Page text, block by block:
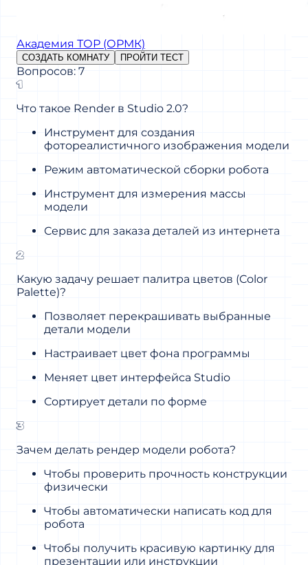
Академия ТОР (ОРМК)
СОЗДАТЬ КОМНАТУ ПРОЙТИ ТЕСТ
Вопросов: 7
1
Что такое Render в Studio 2.0?
Инструмент для создания
фотореалистичного изображения модели
Режим автоматической сборки робота
Инструмент для измерения массы
модели
Сервис для заказа деталей из интернета
2
Какую задачу решает палитра цветов (Color
Palette)?
Позволяет перекрашивать выбранные
детали модели
Настраивает цвет фона программы
Меняет цвет интерфейса Studio
Сортирует детали по форме
3
Зачем делать рендер модели робота?
Чтобы проверить прочность конструкции
физически
Чтобы автоматически написать код для
робота
Чтобы получить красивую картинку для
презентации или инструкции